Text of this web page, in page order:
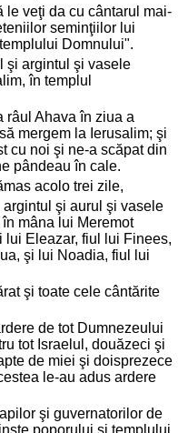
le veţi da cu cântarul mai-
seminţiilor lui
Domnului".
şi argintul şi vasele
în templul
râul Ahava în ziua a
mergem la Ierusalim; şi
cu noi şi ne-a scăpat din
pândeau în cale.
acolo trei zile,
argintul şi aurul şi vasele
mâna lui Meremot
lui Eleazar, fiul lui Finees,
şi lui Noadia, fiul lui
şi toate cele cântărite
de tot Dumnezeului
tot Israelul, douăzeci şi
de miei şi doisprezece
le-au adus ardere
şi guvernatorilor de
poporului şi templului